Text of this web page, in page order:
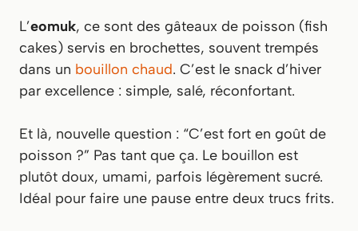
L’eomuk, ce sont des gâteaux de poisson (fish
cakes) servis en brochettes, souvent trempés
dans un bouillon chaud. C’est le snack d’hiver
par excellence : simple, salé, réconfortant.
Et là, nouvelle question : “C’est fort en goût de
poisson ?” Pas tant que ça. Le bouillon est
plutôt doux, umami, parfois légèrement sucré.
Idéal pour faire une pause entre deux trucs frits.